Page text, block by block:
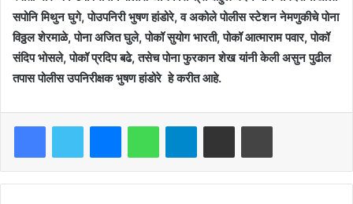
सपोनि मिथुन घुगे, पोउपनिरी भुषण हांडोरे, व अकोले पोलीस स्टेशन नेमणुकीचे पोना
विठ्ठल शेरमाळे, पोना अजित घुले, पोकॉ सुयोग भारती, पोकॉ आत्माराम पवार, पोकॉ
संदिप भोसले, पोकॉ प्रदिप बढे, तसेच पोना फुरकान शेख यांनी केली असुन पुढील
तपास पोलीस उपनिरीक्षक भुषण हांडोरे हे करीत आहे.
FacebookTwitter MessengerWhatsAppTelegramShare via Email Print